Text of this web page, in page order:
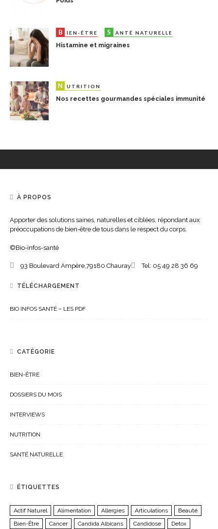
B IEN-ÊTRE S ANTÉ NATURELLE
Histamine et migraines
N UTRITION
Nos recettes gourmandes spéciales immunité
À PROPOS
Apporter des solutions saines, naturelles et ciblées, répondant aux
préoccupations de bien-être de tous dans le respect du corps.
©Bio-infos-santé
93 Boulevard Ampère,79180 Chauray Tel: 05 49 28 36 69
TÉLÉCHARGEMENT
BIO INFOS SANTÉ – LES PDF
CATÉGORIE
BIEN-ÊTRE
DOSSIERS DU MOIS
INTERVIEWS
NUTRITION
SANTÉ NATURELLE
ÉTIQUETTES
Actif Naturel Alimentation Allergies Articulations
Beauté
Bien-Être
Cancer Candida Albicans Candidose Detox